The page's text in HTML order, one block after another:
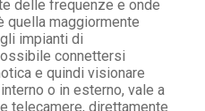
delle frequenze e onde
quella maggiormente
impianti di
connettersi
e quindi visionare
o in esterno, vale a
telecamere, direttamente